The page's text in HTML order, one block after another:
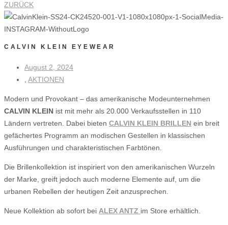
ZURÜCK
CALVIN KLEIN EYEWEAR
August 2, 2024
AKTIONEN
Modern und Provokant – das amerikanische Modeunternehmen
CALVIN KLEIN ist mit mehr als 20.000 Verkaufsstellen in 110
Ländern vertreten. Dabei bieten CALVIN KLEIN BRILLEN ein breit
gefächertes Programm an modischen Gestellen in klassischen
Ausführungen und charakteristischen Farbtönen.
Die Brillenkollektion ist inspiriert von den amerikanischen Wurzeln
der Marke, greift jedoch auch moderne Elemente auf, um die
urbanen Rebellen der heutigen Zeit anzusprechen.
Neue Kollektion ab sofort bei ALEX ANTZ im Store erhältlich.